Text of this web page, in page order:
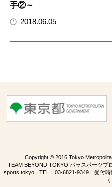
手②～
2018.06.05
Copyright © 2016 Tokyo
TEAM BEYOND TOKYO パラスポーツプ
sports.tokyoTEL： 03-6821-9349受付時
く